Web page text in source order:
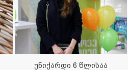
უნიქარდი 6 წლისაა